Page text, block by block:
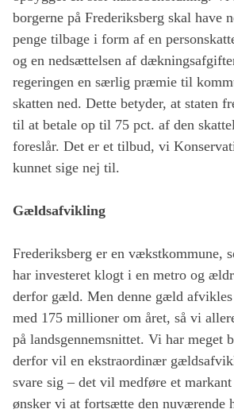
borgerne på Frederiksberg skal have
penge tilbage i form af en
og en nedsættelsen af
regeringen en særlig præmie til
skatten ned. Dette betyder, at staten
til at betale op til 75 pct. af den
foreslår. Det er et tilbud, vi
kunnet sige nej til.
Gældsafvikling
Frederiksberg er en vækstkommune,
har investeret klogt i en metro og
derfor gæld. Men denne gæld
med 175 millioner om året, så vi
på landsgennemsnittet. Vi har meget
derfor vil en ekstraordinær
svare sig – det vil medføre et
ønsker vi at fortsætte den nuværende